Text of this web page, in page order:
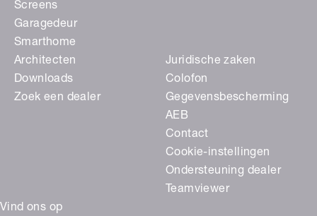
Vind ons op
Screens
Garagedeur
Smarthome
Architecten
Downloads
Zoek een dealer
Juridische zaken
Colofon
Gegevensbescherming
AEB
Contact
Cookie-instellingen
Ondersteuning dealer
Teamviewer